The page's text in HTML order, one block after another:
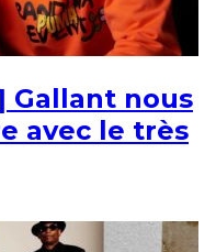
Gallant nous
avec le très